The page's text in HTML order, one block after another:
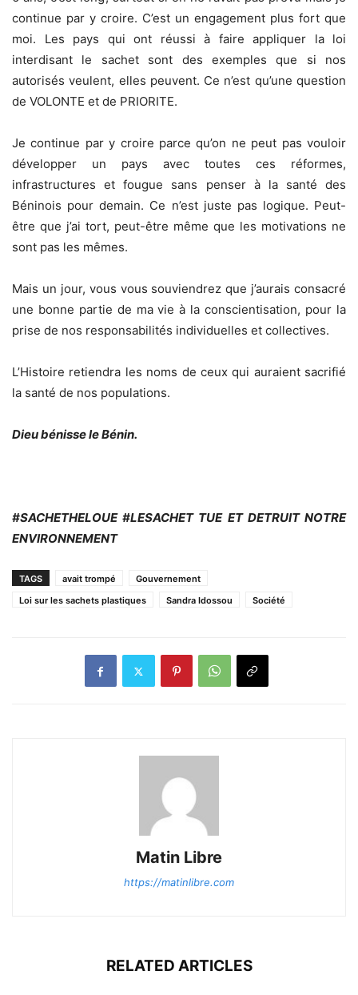
continue par y croire. C’est un engagement plus fort que
moi. Les pays qui ont réussi à faire appliquer la loi
interdisant le sachet sont des exemples que si nos
autorisés veulent, elles peuvent. Ce n’est qu’une question
de VOLONTE et de PRIORITE.
Je continue par y croire parce qu’on ne peut pas vouloir
développer un pays avec toutes ces réformes,
infrastructures et fougue sans penser à la santé des
Béninois pour demain. Ce n’est juste pas logique. Peut-
être que j’ai tort, peut-être même que les motivations ne
sont pas les mêmes.
Mais un jour, vous vous souviendrez que j’aurais consacré
une bonne partie de ma vie à la conscientisation, pour la
prise de nos responsabilités individuelles et collectives.
L’Histoire retiendra les noms de ceux qui auraient sacrifié
la santé de nos populations.
Dieu bénisse le Bénin.
#SACHETHELOUE #LESACHET TUE ET DETRUIT NOTRE
ENVIRONNEMENT
TAGS avait trompé
Gouvernement
Loi sur les sachets plastiques
Sandra Idossou Société
Matin Libre
https://matinlibre.com
RELATED ARTICLES